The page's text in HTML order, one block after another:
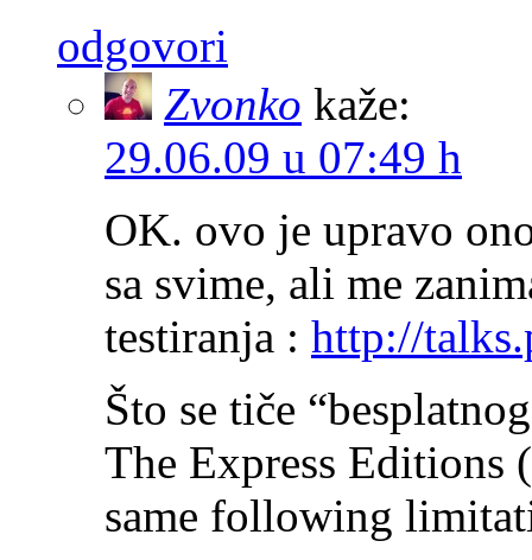
odgovori
Zvonko kaže:
29.06.09 u 07:49 h
OK. ovo je upravo
sa svime, ali me
testiranja : http://
Što se tiče
The Express Editions
same following